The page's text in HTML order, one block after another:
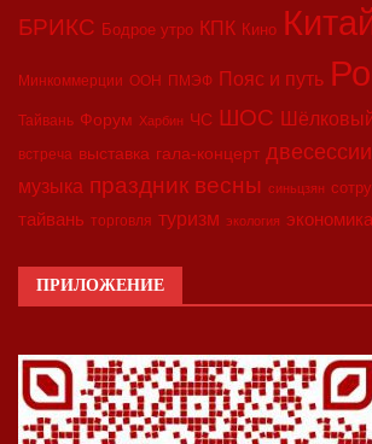
БРИКС Бодрое утро КПК Кино
Минкоммерции ООН ПМЭФ Пояс и путь
Тайвань Форум Харбин ЧС ШОС
встреча выставка гала-концерт двесессии
музыка праздник весны синьцзян
тайвань торговля туризм экология экономика
ПРИЛОЖЕНИЕ